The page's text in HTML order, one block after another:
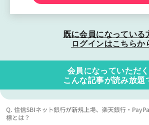
既に会員になっている
ログインはこちらか
会員になっていただ
こんな記事が読み放題
Q. 住信SBIネット銀行が新規上場、楽天銀行・
標とは？